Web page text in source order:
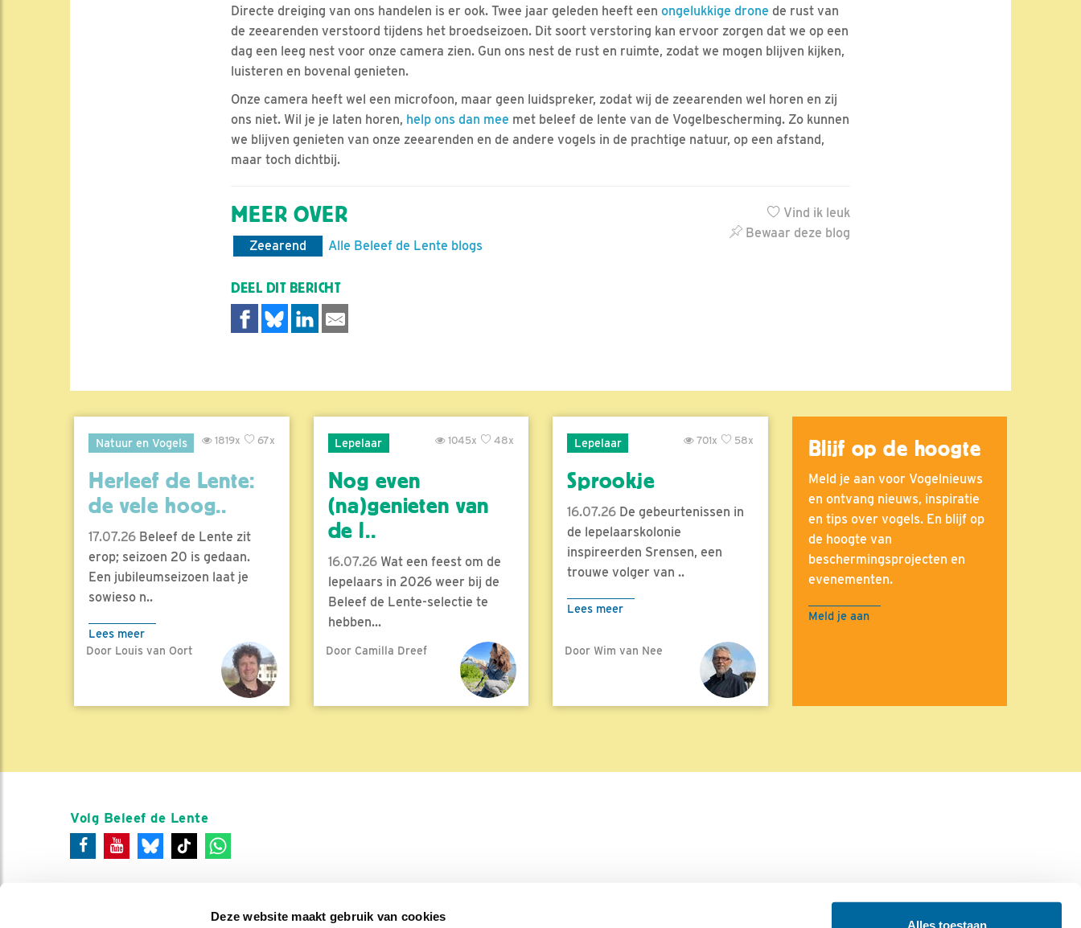
Deze website maakt gebruik van cookies
Alles toestaan
Directe dreiging van ons handelen is er ook. Twee jaar geleden heeft een ongelukkige drone de rust van
de zeearenden verstoord tijdens het broedseizoen. Dit soort verstoring kan ervoor zorgen dat we op een
dag een leeg nest voor onze camera zien. Gun ons nest de rust en ruimte, zodat we mogen blijven kijken,
luisteren en bovenal genieten.
Onze camera heeft wel een microfoon, maar geen luidspreker, zodat wij de zeearenden wel horen en zij
ons niet. Wil je je laten horen, help ons dan mee met beleef de lente van de Vogelbescherming. Zo kunnen
we blijven genieten van onze zeearenden en de andere vogels in de prachtige natuur, op een afstand,
maar toch dichtbij.
Vind ik leuk
Bewaar deze blog
MEER OVER
Zeearend Alle Beleef de Lente blogs
DEEL DIT BERICHT
Natuur en Vogels 67x
1819x
Herleef de Lente:
de vele hoog..
17.07.26 Beleef de Lente zit
erop; seizoen 20 is gedaan.
Een jubileumseizoen laat je
sowieso n..
Lees meer
Door Louis van Oort
Lepelaar 48x
1045x
Nog even
(na)genieten van
de l..
16.07.26Wat een feest om de
lepelaars in 2026 weer bij de
Beleef de Lente-selectie te
hebben...
Lees meer
Door Camilla Dreef
Lepelaar 58x
701x
Sprookje
16.07.26 De gebeurtenissen in
de lepelaarskolonie
inspireerden Srensen, een
trouwe volger van ..
Lees meer
Door Wim van Nee
Blijf op de hoogte
Meld je aan voor Vogelnieuws
en ontvang nieuws, inspiratie
en tips over vogels. En blijf op
de hoogte van
beschermingsprojecten en
evenementen.
Meld je aan
Volg Beleef de Lente